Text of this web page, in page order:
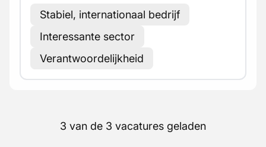
Stabiel, internationaal bedrijf
Interessante sector
Verantwoordelijkheid
3 van de 3 vacatures geladen